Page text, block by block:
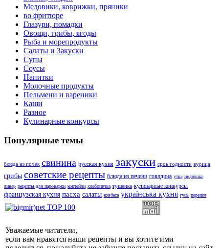
Медовики, коврижки, пряники
во фритюре
Глазури, помадки
Овощи, грибы, ягоды
Рыба и морепродукты
Салаты и Закуски
Супы
Соусы
Напитки
Молочные продукты
Пельмени и вареники
Каши
Разное
Кулинарные конкурсы
Популярные темы
блюда из почек свинина русская кухня закуски срок годности курица
грибы советские рецепты блюда из печени говядина утка индюшка
ливер рецепты для пароварки коктейли хлебопечка тушенка кулинарные конкурсы
французская кухня пасха салаты ковбаса українська кухня гусь перепел
Уважаемые читатели,
если вам нравятся наши рецепты и вы хотите ими